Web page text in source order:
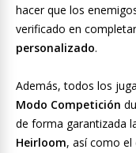
hacer que los
verificado en
personalizado.
Además, todos los
Modo Competición
de forma garantizada
Heirloom, así como el